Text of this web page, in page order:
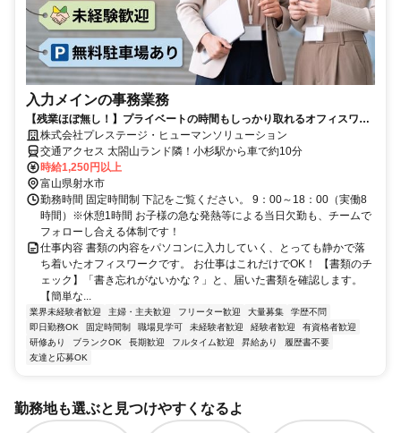
入力メインの事務業務
【残業ほぼ無し！】プライベートの時間もしっかり取れるオフィスワー
ク！株式会社プレステージ・ヒューマンソリューション
交通アクセス 太閤山ランド隣！小杉駅から車で約10分
時給1,250円以上
富山県射水市
勤務時間 固定時間制 下記をご覧ください。 9：00～18：00（実働8
時間）※休憩1時間 お子様の急な発熱等による当日欠勤も、チームで
フォローし合える体制です！
仕事内容 書類の内容をパソコンに入力していく、とっても静かで落
ち着いたオフィスワークです。 お仕事はこれだけでOK！ 【書類のチ
ェック】「書き忘れがないかな？」と、届いた書類を確認します。
【簡単な...
業界未経験者歓迎 主婦・主夫歓迎 フリーター歓迎 大量募集
学歴不問
即日勤務OK
固定時間制 職場見学可 未経験者歓迎 経験者歓迎
有資格者歓迎
研修あり
ブランクOK 長期歓迎 フルタイム歓迎 昇給あり
履歴書不要
友達と応募OK
勤務地も選ぶと見つけやすくなるよ